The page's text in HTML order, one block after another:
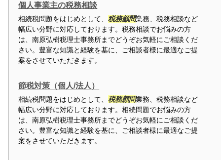
個人事業主の税務相談
相続税問題をはじめとして、税務顧問業務、税務相談など
幅広い分野に対応しております。税務相談でお悩みの方
は、南原弘樹税理士事務所までどうぞお気軽にご相談くだ
さい。豊富な知識と経験を基に、ご相談者様に最適なご提
案をさせていただきます。
節税対策（個人/法人）
相続税問題をはじめとして、税務顧問業務、税務相談など
幅広い分野に対応しております。相続問題でお悩みの方
は、南原弘樹税理士事務所までどうぞお気軽にご相談くだ
さい。豊富な知識と経験を基に、ご相談者様に最適なご提
案をさせていただきます。